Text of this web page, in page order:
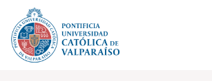
Click acá para ir directamente al contenido